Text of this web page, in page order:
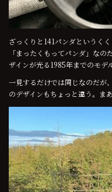
ざっくりと141パンダというく
「まったくもってパンダ」な
ザインが光る1985年までのモデ
一見するだけでは同じなのだが
のデザインもちょっと違う。ま